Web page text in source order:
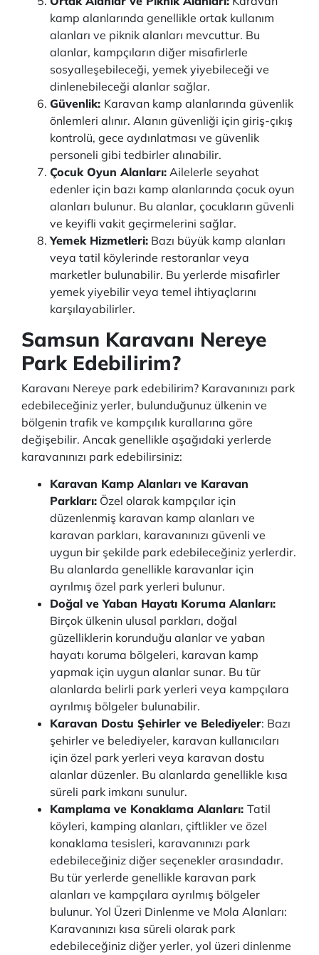
kamp alanlarında genellikle ortak kullanım
alanları ve piknik alanları mevcuttur. Bu
alanlar, kampçıların diğer misafirlerle
sosyalleşebileceği, yemek yiyebileceği ve
dinlenebileceği alanlar sağlar.
Güvenlik: Karavan kamp alanlarında güvenlik
önlemleri alınır. Alanın güvenliği için giriş-çıkış
kontrolü, gece aydınlatması ve güvenlik
personeli gibi tedbirler alınabilir.
Çocuk Oyun Alanları: Ailelerle seyahat
edenler için bazı kamp alanlarında çocuk oyun
alanları bulunur. Bu alanlar, çocukların güvenli
ve keyifli vakit geçirmelerini sağlar.
Yemek Hizmetleri: Bazı büyük kamp alanları
veya tatil köylerinde restoranlar veya
marketler bulunabilir. Bu yerlerde misafirler
yemek yiyebilir veya temel ihtiyaçlarını
karşılayabilirler.
Samsun Karavanı Nereye
Park Edebilirim?
Karavanı Nereye park edebilirim? Karavanınızı park
edebileceğiniz yerler, bulunduğunuz ülkenin ve
bölgenin trafik ve kampçılık kurallarına göre
değişebilir. Ancak genellikle aşağıdaki yerlerde
karavanınızı park edebilirsiniz:
Karavan Kamp Alanları ve Karavan
Parkları: Özel olarak kampçılar için
düzenlenmiş karavan kamp alanları ve
karavan parkları, karavanınızı güvenli ve
uygun bir şekilde park edebileceğiniz yerlerdir.
Bu alanlarda genellikle karavanlar için
ayrılmış özel park yerleri bulunur.
Doğal ve Yaban Hayatı Koruma Alanları:
Birçok ülkenin ulusal parkları, doğal
güzelliklerin korunduğu alanlar ve yaban
hayatı koruma bölgeleri, karavan kamp
yapmak için uygun alanlar sunar. Bu tür
alanlarda belirli park yerleri veya kampçılara
ayrılmış bölgeler bulunabilir.
Karavan Dostu Şehirler ve Belediyeler: Bazı
şehirler ve belediyeler, karavan kullanıcıları
için özel park yerleri veya karavan dostu
alanlar düzenler. Bu alanlarda genellikle kısa
süreli park imkanı sunulur.
Kamplama ve Konaklama Alanları: Tatil
köyleri, kamping alanları, çiftlikler ve özel
konaklama tesisleri, karavanınızı park
edebileceğiniz diğer seçenekler arasındadır.
Bu tür yerlerde genellikle karavan park
alanları ve kampçılara ayrılmış bölgeler
bulunur. Yol Üzeri Dinlenme ve Mola Alanları:
Karavanınızı kısa süreli olarak park
edebileceğiniz diğer yerler, yol üzeri dinlenme